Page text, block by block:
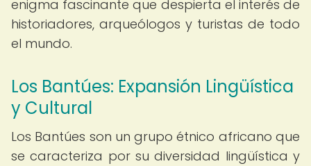
enigma fascinante que despierta el interés de
historiadores, arqueólogos y turistas de todo
el mundo.
Los Bantúes: Expansión Lingüística
y Cultural
Los Bantúes son un grupo étnico africano que
se caracteriza por su diversidad lingüística y